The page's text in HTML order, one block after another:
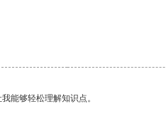
能够轻松理解知识点。